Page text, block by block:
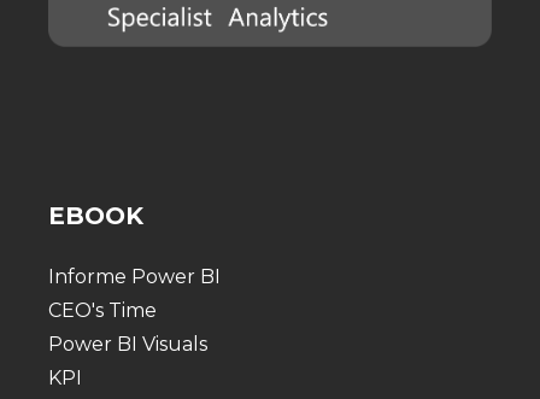
EBOOK
Informe Power BI
CEO's Time
Power BI Visuals
KPI